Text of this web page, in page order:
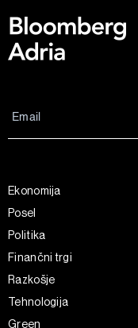
Ekonomija
Posel
Politika
Finančni trgi
Razkošje
Tehnologija
Green